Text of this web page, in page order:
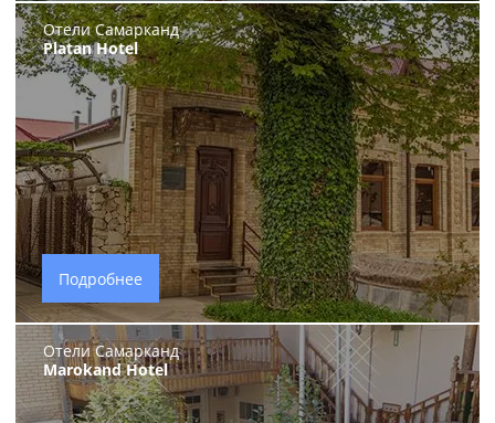
Отели Самарканд
Platan Hotel
Подробнее
Отели Самарканд
Marokand Hotel